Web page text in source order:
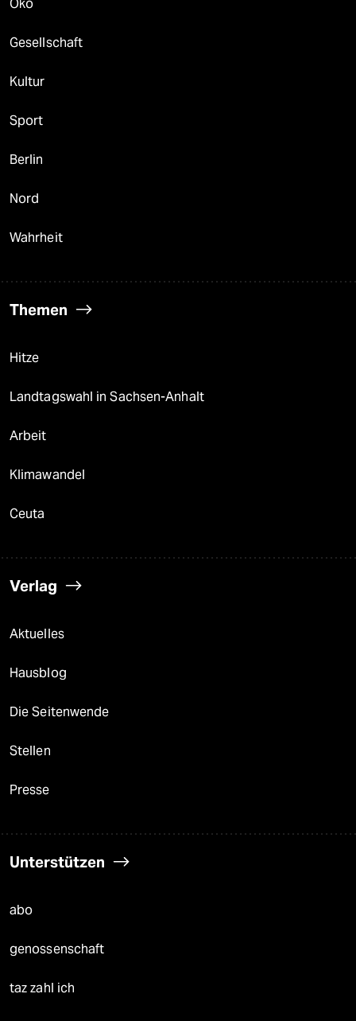
Öko
Gesellschaft
Kultur
Sport
Berlin
Nord
Wahrheit
Themen
Hitze
Landtagswahl in Sachsen-Anhalt
Arbeit
Klimawandel
Ceuta
Verlag
Aktuelles
Hausblog
Die Seitenwende
Stellen
Presse
Unterstützen
abo
genossenschaft
taz zahl ich